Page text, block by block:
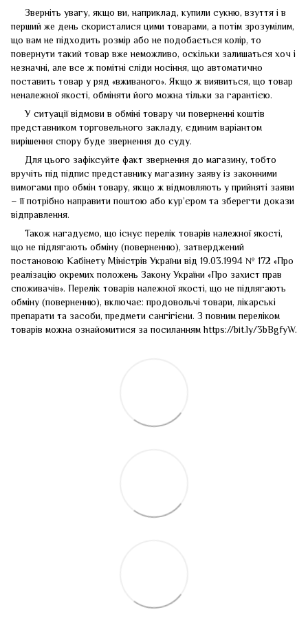
Зверніть увагу, якщо ви, наприклад, купили сукню, взуття і в
перший же день скористалися цими товарами, а потім зрозумілим,
що вам не підходить розмір або не подобається колір, то
повернути такий товар вже неможливо, оскільки залишаться хоч і
незначні, але все ж помітні сліди носіння, що автоматично
поставить товар у ряд «вживаного». Якщо ж виявиться, що товар
неналежної якості, обміняти його можна тільки за гарантією.
У ситуації відмови в обміні товару чи поверненні коштів
представником торговельного закладу, єдиним варіантом
вирішення спору буде звернення до суду.
Для цього зафіксуйте факт звернення до магазину, тобто
вручіть під підпис представнику магазину заяву із законними
вимогами про обмін товару, якщо ж відмовляють у прийняті заяви
– її потрібно направити поштою або кур’єром та зберегти докази
відправлення.
Також нагадуємо, що існує перелік товарів належної якості,
що не підлягають обміну (поверненню), затверджений
постановою Кабінету Міністрів України від 19.03.1994 № 172 «Про
реалізацію окремих положень Закону України «Про захист прав
споживачів». Перелік товарів належної якості, що не підлягають
обміну (поверненню), включає: продовольчі товари, лікарські
препарати та засоби, предмети сангігієни. З повним переліком
товарів можна ознайомитися за посиланнямhttps://bit.ly/3bBgfyW.